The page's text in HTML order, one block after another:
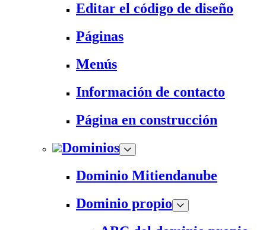
Editar el código de diseño
Páginas
Menús
Información de contacto
Página en construcción
Dominios
Dominio Mitiendanube
Dominio propio